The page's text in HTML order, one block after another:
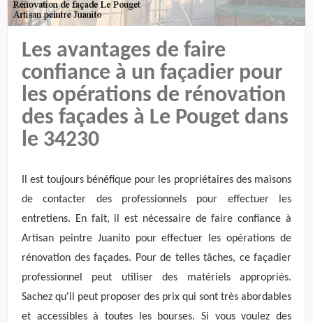
Les avantages de faire
confiance à un façadier pour
les opérations de rénovation
des façades à Le Pouget dans
le 34230
Il est toujours bénéfique pour les propriétaires des maisons
de contacter des professionnels pour effectuer les
entretiens. En fait, il est nécessaire de faire confiance à
Artisan peintre Juanito pour effectuer les opérations de
rénovation des façades. Pour de telles tâches, ce façadier
professionnel peut utiliser des matériels appropriés.
Sachez qu'il peut proposer des prix qui sont très abordables
et accessibles à toutes les bourses. Si vous voulez des